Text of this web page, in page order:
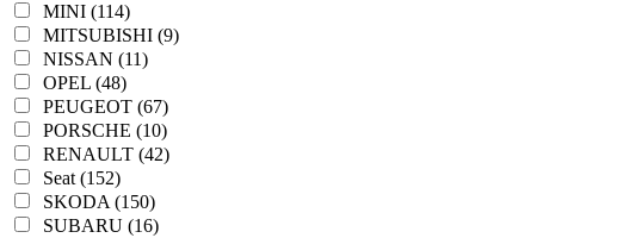
MINI (114)
MITSUBISHI (9)
NISSAN (11)
OPEL (48)
PEUGEOT (67)
PORSCHE (10)
RENAULT (42)
Seat (152)
SKODA (150)
SUBARU (16)